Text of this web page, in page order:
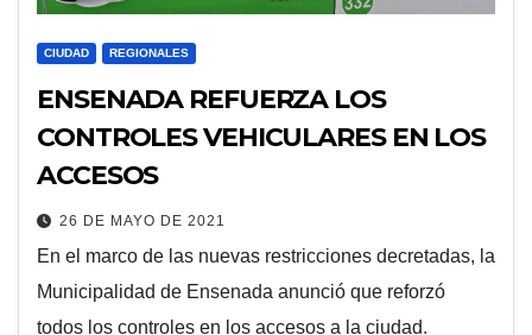
CIUDAD REGIONALES
ENSENADA REFUERZA LOS
CONTROLES VEHICULARES EN LOS
ACCESOS
26 DE MAYO DE 2021
En el marco de las nuevas restricciones decretadas, la
Municipalidad de Ensenada anunció que reforzó
todos los controles en los accesos a la ciudad.